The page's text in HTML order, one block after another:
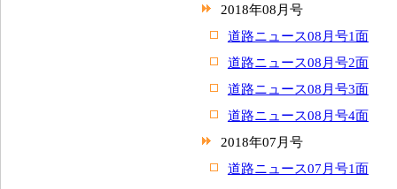
2018年08月号
道路ニュース08月号1面
道路ニュース08月号2面
道路ニュース08月号3面
道路ニュース08月号4面
2018年07月号
道路ニュース07月号1面